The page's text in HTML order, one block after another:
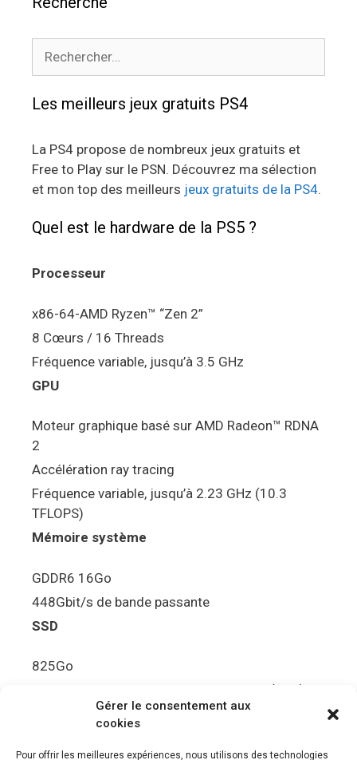
Gérer le consentement aux
cookies
Pour offrir les meilleures expériences, nous utilisons des technologies
Les meilleurs jeux gratuits PS4
La PS4 propose de nombreux jeux gratuits et
Free to Play sur le PSN. Découvrez ma sélection
et mon top des meilleurs jeux gratuits de la PS4.
Quel est le hardware de la PS5 ?
Processeur
x86-64-AMD Ryzen™ “Zen 2”
8 Cœurs / 16 Threads
Fréquence variable, jusqu’à 3.5 GHz
GPU
Moteur graphique basé sur AMD Radeon™ RDNA
2
Accélération ray tracing
Fréquence variable, jusqu’à 2.23 GHz (10.3
TFLOPS)
Mémoire système
GDDR6 16Go
448Gbit/s de bande passante
SSD
825Go
5.5Gbit/s de bande passante en lecture (Brut)
Disque de jeu PS5
Ultra HD Blu-ray™, jusqu’à 100Go/disque